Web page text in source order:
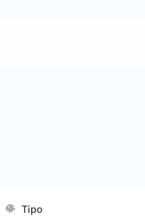
Tipo